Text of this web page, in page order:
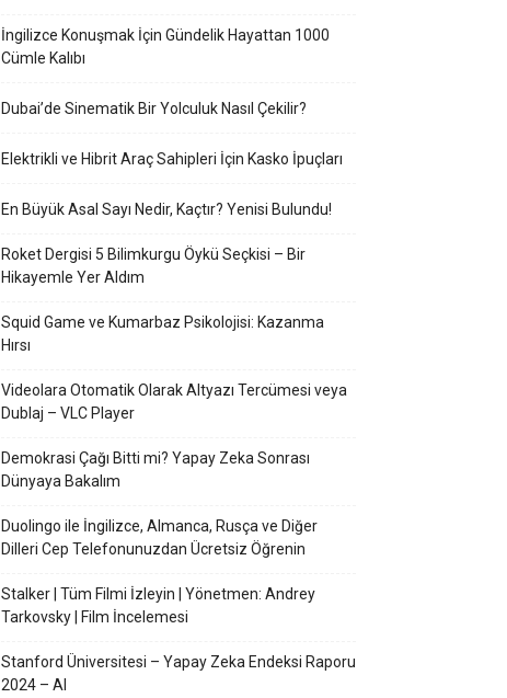
İngilizce Konuşmak İçin Gündelik Hayattan 1000
Cümle Kalıbı
Dubai’de Sinematik Bir Yolculuk Nasıl Çekilir?
Elektrikli ve Hibrit Araç Sahipleri İçin Kasko İpuçları
En Büyük Asal Sayı Nedir, Kaçtır? Yenisi Bulundu!
Roket Dergisi 5 Bilimkurgu Öykü Seçkisi – Bir
Hikayemle Yer Aldım
Squid Game ve Kumarbaz Psikolojisi: Kazanma
Hırsı
Videolara Otomatik Olarak Altyazı Tercümesi veya
Dublaj – VLC Player
Demokrasi Çağı Bitti mi? Yapay Zeka Sonrası
Dünyaya Bakalım
Duolingo ile İngilizce, Almanca, Rusça ve Diğer
Dilleri Cep Telefonunuzdan Ücretsiz Öğrenin
Stalker | Tüm Filmi İzleyin | Yönetmen: Andrey
Tarkovsky | Film İncelemesi
Stanford Üniversitesi – Yapay Zeka Endeksi Raporu
2024 – AI